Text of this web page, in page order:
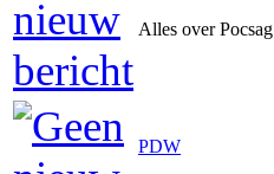
Alles over Pocsag
PDW